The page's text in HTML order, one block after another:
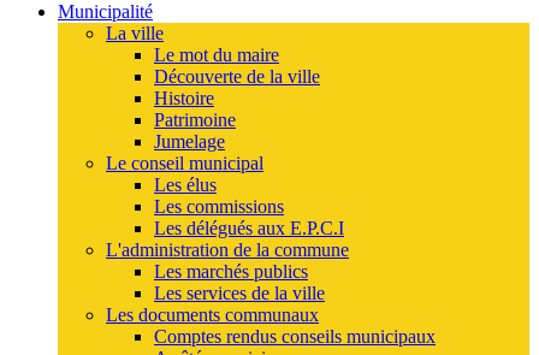
Municipalité
La ville
Le mot du maire
Découverte de la ville
Histoire
Patrimoine
Jumelage
Le conseil municipal
Les élus
Les commissions
Les délégués aux E.P.C.I
L'administration de la commune
Les marchés publics
Les services de la ville
Les documents communaux
Comptes rendus conseils municipaux